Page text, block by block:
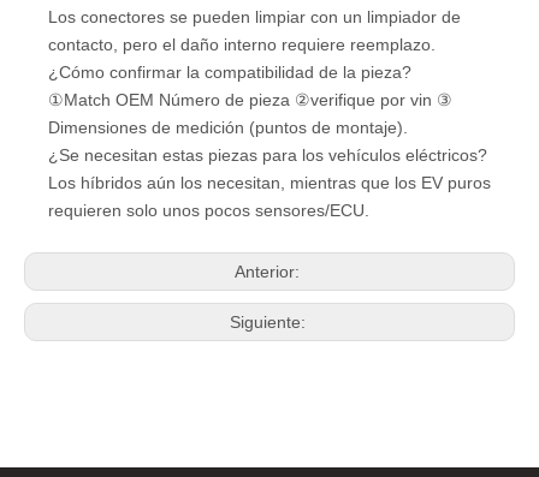
Los conectores se pueden limpiar con un limpiador de
contacto, pero el daño interno requiere reemplazo.
¿Cómo confirmar la compatibilidad de la pieza?
①Match OEM Número de pieza ②verifique por vin ③
Dimensiones de medición (puntos de montaje).
¿Se necesitan estas piezas para los vehículos eléctricos?
Los híbridos aún los necesitan, mientras que los EV puros
requieren solo unos pocos sensores/ECU.
Anterior:
Siguiente: